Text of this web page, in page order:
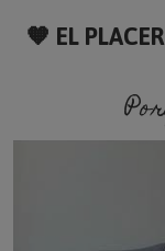
🧡 EL